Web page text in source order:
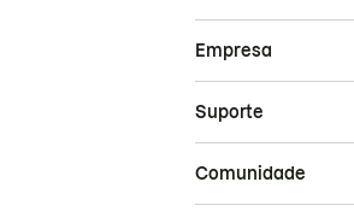
Empresa
Suporte
Comunidade